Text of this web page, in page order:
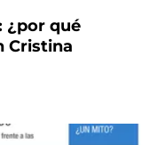
¿por qué
Cristina